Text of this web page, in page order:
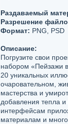
Раздаваемый
Разрешение
Формат: PNG, PSD
Описание:
Погрузите свои
набором «Пейзажи
20 уникальных
очаровательном,
мастерства и
добавления тепла
интерфейсам
материалам и